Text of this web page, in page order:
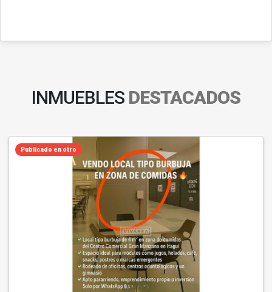
INMUEBLES DESTACADOS
Publicado en otro